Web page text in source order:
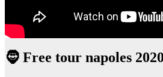
🧔 Free tour napoles 2020